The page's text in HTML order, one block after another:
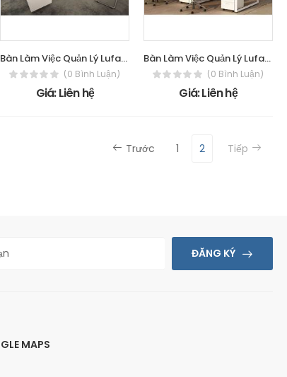
Bàn Làm Việc Quản Lý Lufa TP_RV1
(0 Bình Luận)
Giá: Liên hệ
Bàn Làm Việc Quản Lý Lufa QL Diamond
(0 Bình Luận)
Giá: Liên hệ
Trước 1 2 Tiếp
ĐĂNG KÝ
MAPS